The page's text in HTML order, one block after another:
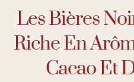
Les Bières
Riche En
Cacao Et